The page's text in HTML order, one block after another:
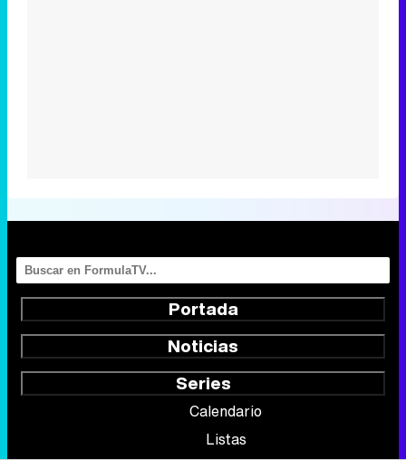
Portada
Noticias
Series
Calendario
Listas